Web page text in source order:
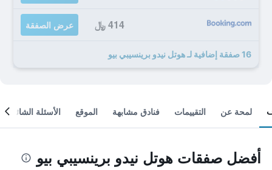
414 ﷼ عرض الصفقة
16 صفقة إضافية لـ هوتل نيدو برينسيبي بيو
لمحة عن التقييمات فنادق مشابهة الموقع الأسئلة الشائعة
أفضل صفقات هوتل نيدو برينسيبي بيو